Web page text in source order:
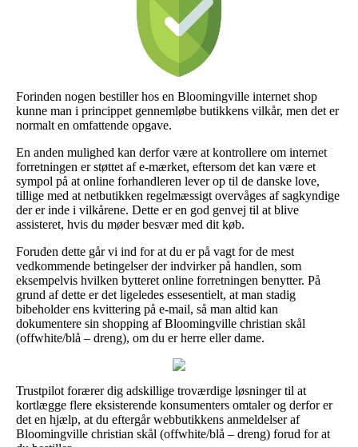
Forinden nogen bestiller hos en Bloomingville internet shop
kunne man i princippet gennemløbe butikkens vilkår, men det er
normalt en omfattende opgave.
En anden mulighed kan derfor være at kontrollere om internet
forretningen er støttet af e-mærket, eftersom det kan være et
sympol på at online forhandleren lever op til de danske love,
tillige med at netbutikken regelmæssigt overvåges af sagkyndige
der er inde i vilkårene. Dette er en god genvej til at blive
assisteret, hvis du møder besvær med dit køb.
Foruden dette går vi ind for at du er på vagt for de mest
vedkommende betingelser der indvirker på handlen, som
eksempelvis hvilken bytteret online forretningen benytter. På
grund af dette er det ligeledes essesentielt, at man stadig
bibeholder ens kvittering på e-mail, så man altid kan
dokumentere sin shopping af Bloomingville christian skål
(offwhite/blå – dreng), om du er herre eller dame.
Trustpilot forærer dig adskillige troværdige løsninger til at
kortlægge flere eksisterende konsumenters omtaler og derfor er
det en hjælp, at du eftergår webbutikkens anmeldelser af
Bloomingville christian skål (offwhite/blå – dreng) forud for at